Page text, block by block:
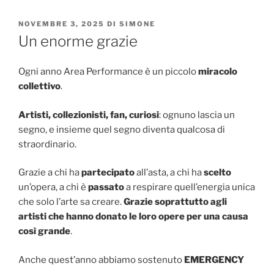
PUBBLICATO
IL
NOVEMBRE 3, 2025 DI SIMONE
Un enorme grazie
Ogni anno Area Performance è un piccolomiracolo
collettivo.
Artisti, collezionisti, fan, curiosi: ognuno lascia un
segno, e insieme quel segno diventa qualcosa di
straordinario.
Grazie a chi hapartecipatoall’asta, a chi hascelto
un’opera, a chi è passatoa respirare quell’energia unica
che solo l’arte sa creare.Grazie soprattutto agli
artisti che hanno donato le loro opere per una causa
così grande.
Anche quest’anno abbiamo sostenuto EMERGENCY